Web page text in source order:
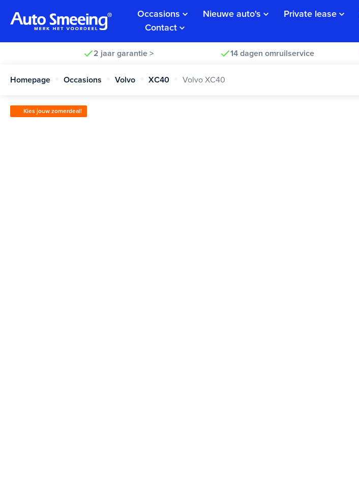
Occasions Nieuwe auto's Private lease
Contact
2 jaar garantie > 14 dagen omruilservice
Homepage Occasions Volvo XC40 Volvo XC40
Kies jouw zomerdeal!